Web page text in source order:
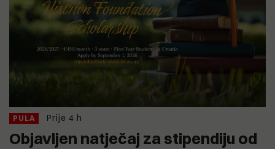
PULA Prije 4 h
Objavljen natječaj za stipendiju od